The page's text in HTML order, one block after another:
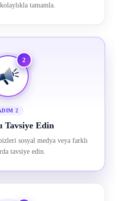
tamamla.
2
2
Tavsiye Edin
sosyal medya veya farklı
tavsiye edin.